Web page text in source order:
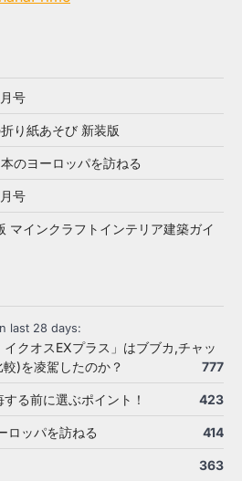
号
り紙あそび 新装版
のヨーロッパを訪ねる
号
マインクラフトインテリア建築ガイ
last 28 days:
イクオスEXプラス」はブブカ,チャッ
)を凌駕したのか？
777
る前に選ぶポイント！ 423
ロッパを訪ねる 414
363